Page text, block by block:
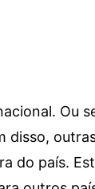
Ou
disso,
do país.